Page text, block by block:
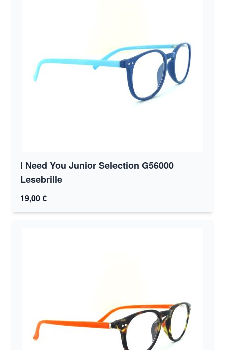
I Need You Junior Selection G56000
Lesebrille
19,00 €